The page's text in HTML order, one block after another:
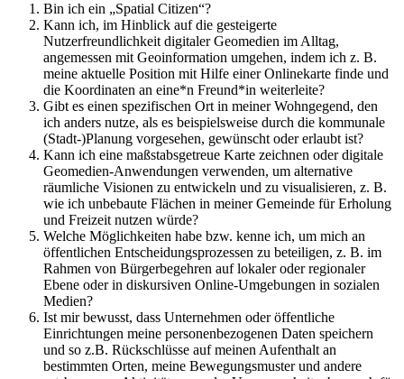
Bin ich ein „Spatial Citizen“?
Kann ich, im Hinblick auf die gesteigerte
Nutzerfreundlichkeit digitaler Geomedien im Alltag,
angemessen mit Geoinformation umgehen, indem ich z. B.
meine aktuelle Position mit Hilfe einer Onlinekarte finde und
die Koordinaten an eine*n Freund*in weiterleite?
Gibt es einen spezifischen Ort in meiner Wohngegend, den
ich anders nutze, als es beispielsweise durch die kommunale
(Stadt-)Planung vorgesehen, gewünscht oder erlaubt ist?
Kann ich eine maßstabsgetreue Karte zeichnen oder digitale
Geomedien-Anwendungen verwenden, um alternative
räumliche Visionen zu entwickeln und zu visualisieren, z. B.
wie ich unbebaute Flächen in meiner Gemeinde für Erholung
und Freizeit nutzen würde?
Welche Möglichkeiten habe bzw. kenne ich, um mich an
öffentlichen Entscheidungsprozessen zu beteiligen, z. B. im
Rahmen von Bürgerbegehren auf lokaler oder regionaler
Ebene oder in diskursiven Online-Umgebungen in sozialen
Medien?
Ist mir bewusst, dass Unternehmen oder öffentliche
Einrichtungen meine personenbezogenen Daten speichern
und so z.B. Rückschlüsse auf meinen Aufenthalt an
bestimmten Orten, meine Bewegungsmuster und andere